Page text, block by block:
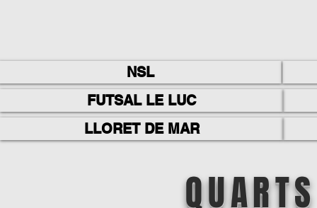
NSL
FUTSAL LE LUC
LLORET DE MAR